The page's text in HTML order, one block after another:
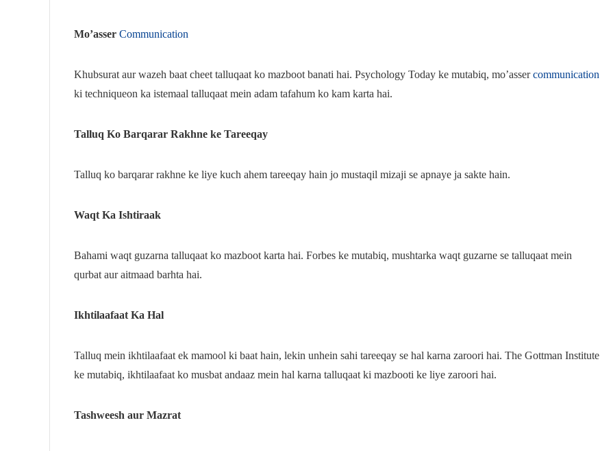
Mo’asser Communication
Khubsurat aur wazeh baat cheet talluqaat ko mazboot banati hai. Psychology Today ke mutabiq, mo’assercommunication
ki techniqueon ka istemaal talluqaat mein adam tafahum ko kam karta hai.
Talluq Ko Barqarar Rakhne ke Tareeqay
Talluq ko barqarar rakhne ke liye kuch ahem tareeqay hain jo mustaqil mizaji se apnaye ja sakte hain.
Waqt Ka Ishtiraak
Bahami waqt guzarna talluqaat ko mazboot karta hai. Forbes ke mutabiq, mushtarka waqt guzarne se talluqaat mein
qurbat aur aitmaad barhta hai.
Ikhtilaafaat Ka Hal
Talluq mein ikhtilaafaat ek mamool ki baat hain, lekin unhein sahi tareeqay se hal karna zaroori hai. The Gottman Institute
ke mutabiq, ikhtilaafaat ko musbat andaaz mein hal karna talluqaat ki mazbooti ke liye zaroori hai.
Tashweesh aur Mazrat